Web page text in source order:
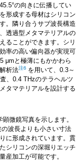
の向きに伝播してい
形成する母材はシリコン
。隣り合うサブ波長構造
透過型メタマテリアルの
ることができます。シリ
率の高い偏向器が実現可
μmと極薄にもかかわら
析法注6 を用いて、0.3～
、0.4 THzのテラヘルツ
タマテリアルを設計する
微鏡写真を示します。
波長よりも小さい寸法
に形成されています。貫
シリコンの深堀りエッチ
産加工が可能です。